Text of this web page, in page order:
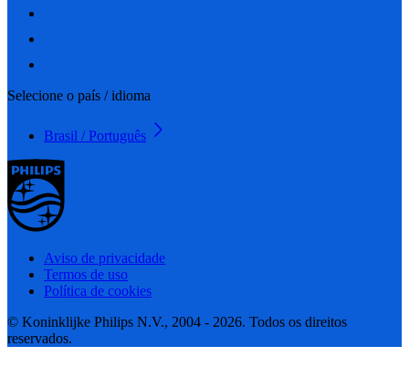
Selecione o país / idioma
Brasil / Português
Aviso de privacidade
Termos de uso
Política de cookies
© Koninklijke Philips N.V., 2004 - 2026. Todos os direitos
reservados.